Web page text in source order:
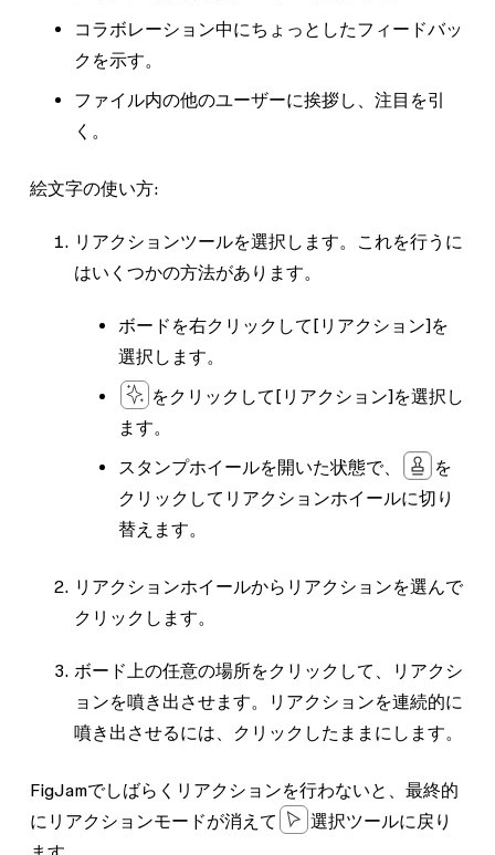
コラボレーション中にちょっとしたフィードバッ
クを示す。
ファイル内の他のユーザーに挨拶し、注目を引
く。
絵文字の使い方:
リアクションツールを選択します。これを行うに
はいくつかの方法があります。
ボードを右クリックして[ リアクション]を
選択します。
をクリックして[ リアクション]を選択し
ます。
スタンプホイールを開いた状態で、
を
クリックしてリアクションホイールに切り
替えます。
リアクションホイールからリアクションを選んで
クリックします。
ボード上の任意の場所をクリックして、リアクシ
ョンを噴き出させます。リアクションを連続的に
噴き出させるには、クリックしたままにします。
FigJamでしばらくリアクションを行わないと、最終的
にリアクションモードが消えて
選択ツールに戻り